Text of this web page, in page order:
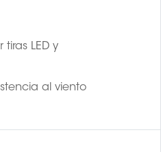
LED y
al viento